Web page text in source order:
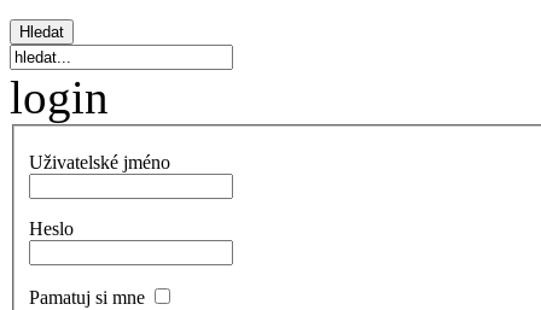
login
Uživatelské jméno
Heslo
Pamatuj si mne